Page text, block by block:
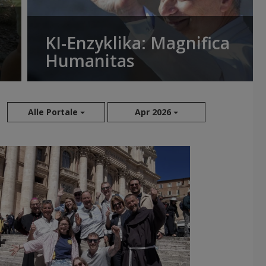
KI-Enzyklika: Magnifica
Humanitas
Alle Portale Apr 2026
Aug 2026
Jul 2026
Jun 2026
Mai 2026
Apr 2026
Mär 2026
Feb 2026
Jan 2026